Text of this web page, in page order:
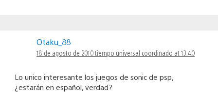
Otaku_88
18 de agosto de 2010 tiempo universal coordinado at 13:40
Lo unico interesante los juegos de sonic de psp,
¿estarán en español, verdad?